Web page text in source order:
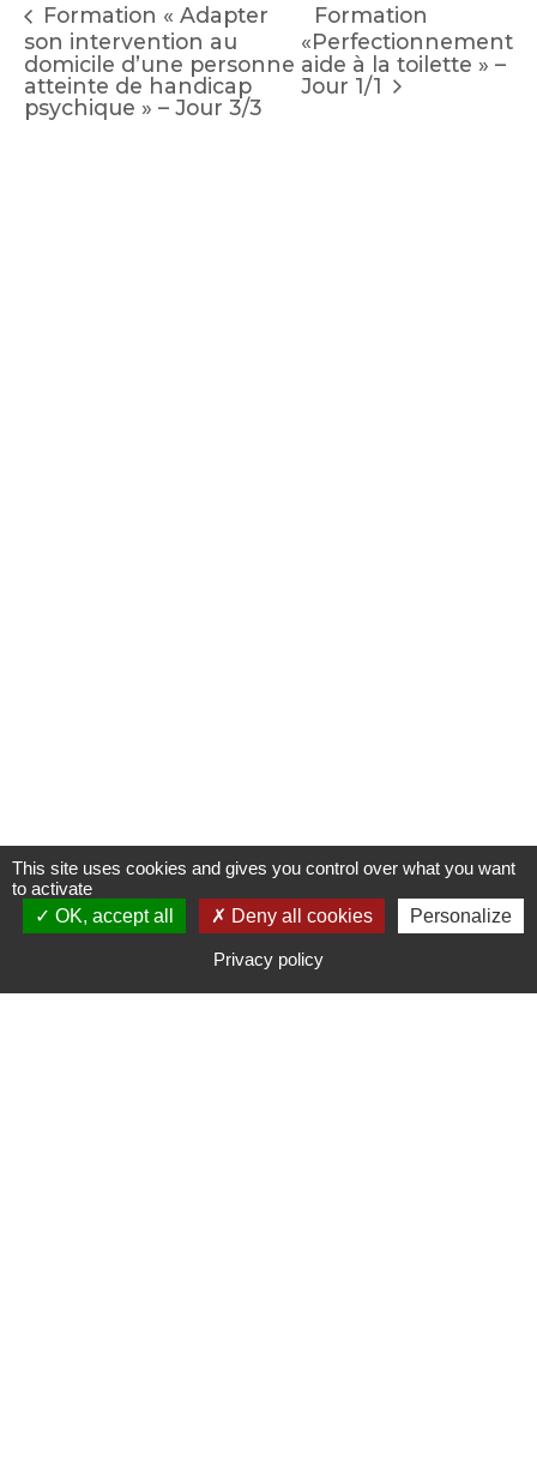
Formation « Adapter
son intervention au
domicile d’une personne
atteinte de handicap
psychique » – Jour 3/3
Formation
«Perfectionnement
aide à la toilette » –
Jour 1/1
S'INSCRIRE À UNE FORMATION
This site uses cookies and gives you control over what you want
to activate
OK, accept all
Deny all cookies Personalize
Privacy policy